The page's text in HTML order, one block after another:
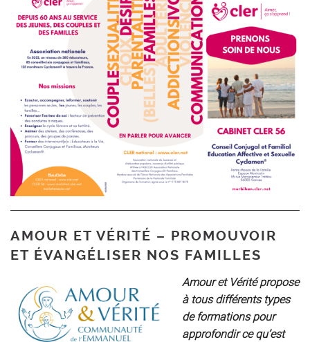
AMOUR ET VÉRITÉ – PROMOUVOIR
ET ÉVANGÉLISER NOS FAMILLES
Amour et Vérité propose
à tous différents types
de formations pour
approfondir ce qu’est